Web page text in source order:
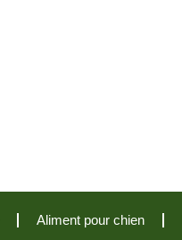
Aliment pour chien